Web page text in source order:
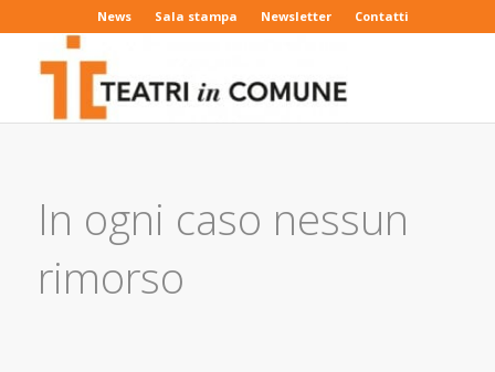
News Sala stampa Newsletter Contatti
In ogni caso nessun
rimorso